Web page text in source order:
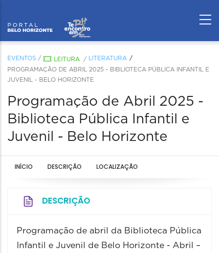
EVENTOS / LEITURA /
LITERATURA
PROGRAMAÇÃO DE ABRIL 2025 - BIBLIOTECA PÚBLICA INFANTIL E
JUVENIL - BELO HORIZONTE
Programação de Abril 2025 -
Biblioteca Pública Infantil e
Juvenil - Belo Horizonte
INÍCIO DESCRIÇÃO LOCALIZAÇÃO
DESCRIÇÃO
Programação de abril da Biblioteca Pública
Infantil e Juvenil de Belo Horizonte - Abril –